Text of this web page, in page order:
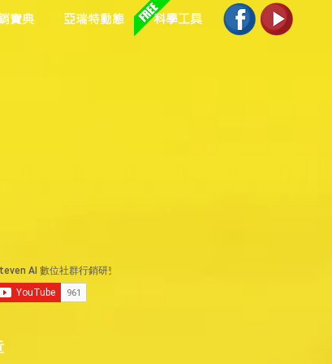
寶典 亞瑞特動態 科學工具